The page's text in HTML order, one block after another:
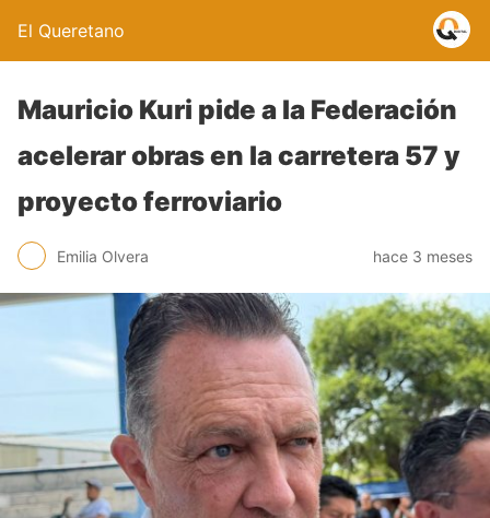
El Queretano
Mauricio Kuri pide a la Federación
acelerar obras en la carretera 57 y
proyecto ferroviario
Emilia Olvera hace 3 meses